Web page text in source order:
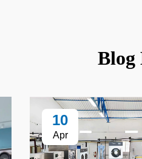
Blog
10
Apr